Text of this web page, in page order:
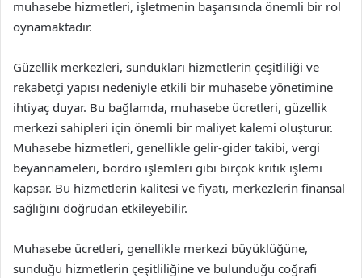
muhasebe hizmetleri, işletmenin başarısında önemli bir rol
oynamaktadır.
Güzellik merkezleri, sundukları hizmetlerin çeşitliliği ve
rekabetçi yapısı nedeniyle etkili bir muhasebe yönetimine
ihtiyaç duyar. Bu bağlamda, muhasebe ücretleri, güzellik
merkezi sahipleri için önemli bir maliyet kalemi oluşturur.
Muhasebe hizmetleri, genellikle gelir-gider takibi, vergi
beyannameleri, bordro işlemleri gibi birçok kritik işlemi
kapsar. Bu hizmetlerin kalitesi ve fiyatı, merkezlerin finansal
sağlığını doğrudan etkileyebilir.
Muhasebe ücretleri, genellikle merkezi büyüklüğüne,
sunduğu hizmetlerin çeşitliliğine ve bulunduğu coğrafi